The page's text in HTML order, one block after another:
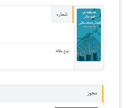
شماره
نوع مقاله
مجوز